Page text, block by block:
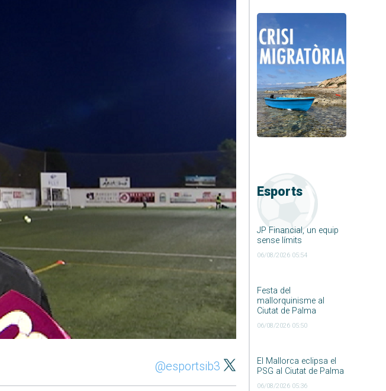
Esports
JP Financial, un equip
sense límits
06/08/2026 05:54
Festa del
mallorquinisme al
Ciutat de Palma
06/08/2026 05:50
El Mallorca eclipsa el
PSG al Ciutat de Palma
06/08/2026 05:36
@esportsib3